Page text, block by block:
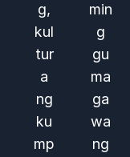
g,
kul
tur
a
ng
ku
mp
min
g
gu
ma
ga
wa
ng